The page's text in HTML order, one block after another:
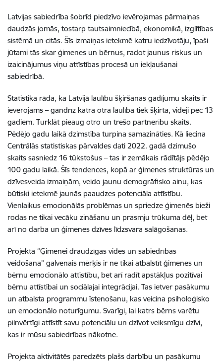
Latvijas sabiedrība šobrīd piedzīvo ievērojamas pārmaiņas
daudzās jomās, tostarp tautsaimniecībā, ekonomikā, izglītības
sistēmā un citās. Šīs izmaiņas ietekmē katru iedzīvotāju, īpaši
jūtami tās skar ģimenes un bērnus, radot jaunus riskus un
izaicinājumus viņu attīstības procesā un iekļaušanai
sabiedrībā.
Statistika rāda, ka Latvijā laulību šķiršanas gadījumu skaits ir
ievērojams – gandrīz katra otrā laulība tiek šķirta, vidēji pēc 13
gadiem. Turklāt pieaug otro un trešo partnerību skaits.
Pēdējo gadu laikā dzimstība turpina samazināties. Kā liecina
Centrālās statistiskas pārvaldes dati 2022. gadā dzimušo
skaits sasniedz 16 tūkstošus – tas ir zemākais rādītājs pēdējo
100 gadu laikā. Šīs tendences, kopā ar ģimenes struktūras un
dzīvesveida izmaiņām, veido jaunu demogrāfisko ainu, kas
būtiski ietekmē jaunās paaudzes potenciāla attīstību.
Vienlaikus emocionālās problēmas un spriedze ģimenēs bieži
rodas ne tikai vecāku zināšanu un prasmju trūkuma dēļ, bet
arī no darba un ģimenes dzīves līdzsvara salāgošanas.
Projekta “Ģimenei draudzīgas vides un sabiedrības
veidošana” galvenais mērķis ir ne tikai atbalstīt ģimenes un
bērnu emocionālo attīstību, bet arī radīt apstākļus pozitīvai
bērnu attīstībai un sociālajai integrācijai. Tas ietver pasākumu
un atbalsta programmu īstenošanu, kas veicina psiholoģisko
un emocionālo noturīgumu. Svarīgi, lai katrs bērns varētu
pilnvērtīgi attīstīt savu potenciālu un dzīvot veiksmīgu dzīvi,
kas ir mūsu sabiedrības nākotne.
Projekta aktivitātēs paredzēts plašs darbību un pasākumu